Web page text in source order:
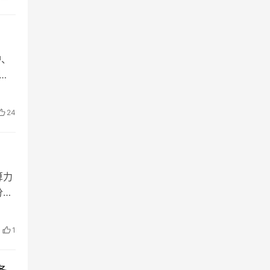
24
力
1